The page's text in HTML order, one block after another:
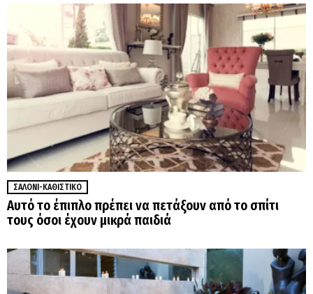
ΣΑΛΌΝΙ-ΚΑΘΙΣΤΙΚΌ
Αυτό το έπιπλο πρέπει να πετάξουν από το σπίτι
τους όσοι έχουν μικρά παιδιά